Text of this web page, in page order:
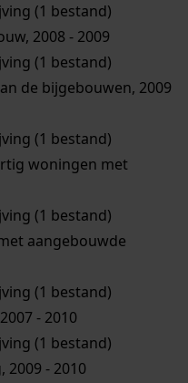
(1 bestand)
2008 - 2009
(1 bestand)
de bijgebouwen, 2009
(1 bestand)
woningen met
(1 bestand)
aangebouwde
(1 bestand)
- 2010
(1 bestand)
- 2010